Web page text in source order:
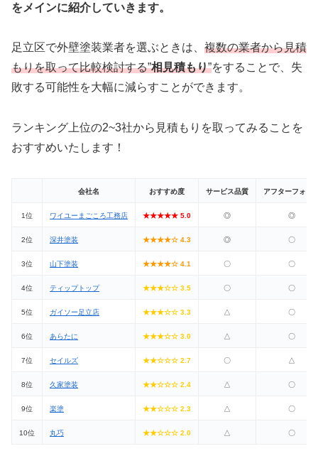
をメインに紹介していきます。
足立区で外壁塗装業者を選ぶときは、 複数の業者から見積
もりを取って比較検討する”相見積もり”をすることで、失
敗する可能性を大幅に減らすことができます。
ランキング上位の2~3社から見積もりを取ってみることを
おすすめいたします！
会社名 おすすめ度 サービス品質 アフターフォロ
1位 ワイユーまごころ工務店 ★★★★★ 5.0 ◎ ◎
2位 深井塗装 ★★★★☆ 4.3 ◎ 〇
3位 山下塗装 ★★★★☆ 4.1 〇 〇
4位 ティップトップ ★★★☆☆ 3.5 〇 〇
5位 ガイソー足立店 ★★★☆☆ 3.3 △ 〇
6位 あらたに ★★★☆☆ 3.0 △ 〇
7位 セイルズ ★★☆☆☆ 2.7 〇 △
8位 久家塗装 ★★☆☆☆ 2.4 △ 〇
9位 楽塗 ★★☆☆☆ 2.3 △ 〇
10位 丸巧 ★★☆☆☆ 2.0 △ 〇